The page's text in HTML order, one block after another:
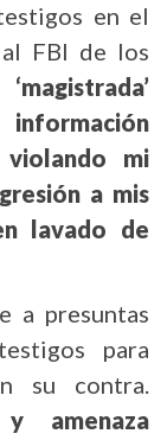
en el
FBI de los
mi
a mis
lavado de
a presuntas
para
su contra.
amenaza